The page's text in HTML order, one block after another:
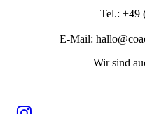
Tel.: +49
E-Mail:
Wir sind